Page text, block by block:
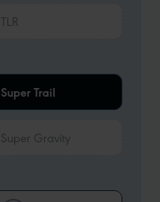
TLR
Super Trail
Super Gravity